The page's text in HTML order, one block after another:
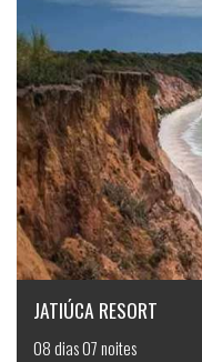
JATIÚCA RESORT
08 dias 07 noites